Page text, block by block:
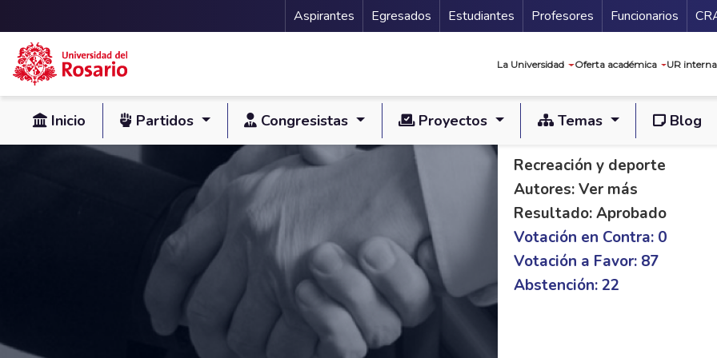
Pasar al contenido principal
Menu Secundario
Aspirantes Egresados Estudiantes Profesores Funcionarios
La Universidad Oferta académica UR
Inicio Partidos Congresistas Proyectos Temas Blog
PL S 327/20 C 252/
Recreación y deporte
Autores: Ver más
Resultado: Aprobado
Votación en Contra: 0
Votación a Favor: 87
Abstención: 22